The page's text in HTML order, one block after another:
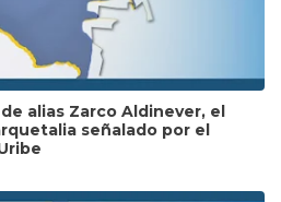
alias Zarco Aldinever, el
señalado por el